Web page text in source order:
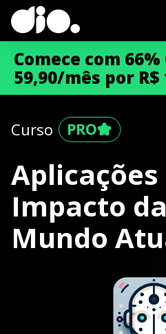
Comece com 66%
59,90/mês por R$
Curso
Aplicações
Impacto
Mundo